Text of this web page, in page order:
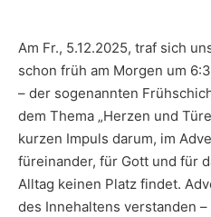
Am Fr., 5.12.2025, traf sich
schon früh am Morgen um
– der sogenannten
dem Thema „Herzen und
kurzen Impuls darum, im
füreinander, für Gott und für
Alltag keinen Platz findet.
des Innehaltens verstanden